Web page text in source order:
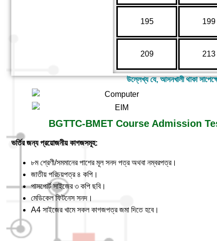
195 199
209 213
উল্লেখ্য যে, আসনখালী থাকা
BGTTC-BMET Course Admission
ভর্তির জন্য প্রয়োজনীয় কাগজসমূহ:
৮ম শ্রেণী/সমমানের পাশের মূল সনদ পত্র অথবা নম্বরপত্র।
জাতীয় পরিচয়পত্র ৪ কপি।
পাসপোর্ট সাইজের ৩ কপি ছবি।
মেডিকেল ফিটনেস সনদ।
A4 সাইজের খামে সকল কাগজপত্র জমা দিতে হবে।